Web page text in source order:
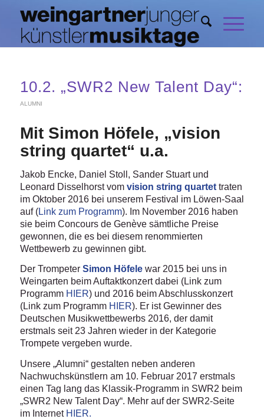
10.2. „SWR2 New Talent Day“:
ALUMNI
Mit Simon Höfele, „vision
string quartet“ u.a.
Jakob Encke, Daniel Stoll, Sander Stuart und
Leonard Disselhorst vom vision string quartettraten
im Oktober 2016 bei unserem Festival im Löwen-Saal
auf (Link zum Programm). Im November 2016 haben
sie beim Concours de Genève sämtliche Preise
gewonnen, die es bei diesem renommierten
Wettbewerb zu gewinnen gibt.
Der Trompeter Simon Höfelewar 2015 bei uns in
Weingarten beim Auftaktkonzert dabei (Link zum
Programm HIER) und 2016 beim Abschlusskonzert
(Link zum Programm HIER). Er ist Gewinner des
Deutschen Musikwettbewerbs 2016, der damit
erstmals seit 23 Jahren wieder in der Kategorie
Trompete vergeben wurde.
Unsere „Alumni“ gestalten neben anderen
Nachwuchskünstlern am 10. Februar 2017 erstmals
einen Tag lang das Klassik-Programm in SWR2 beim
„SWR2 New Talent Day“. Mehr auf der SWR2-Seite
im Internet HIER.